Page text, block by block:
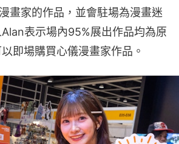
畫家的作品，並會駐場為漫畫迷
表示場內95%展出作品均為原
即場購買心儀漫畫家作品。